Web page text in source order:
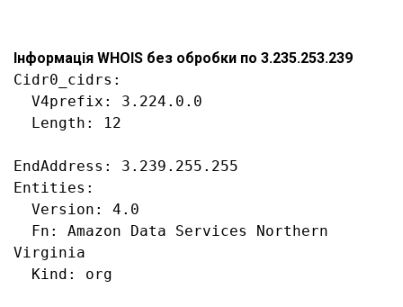
Інформація WHOIS без обробки по 3.235.253.239
Cidr0_cidrs:
EndAddress: 3.239.255.255
Entities:
Virginia